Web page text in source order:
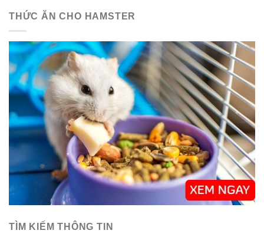
THỨC ĂN CHO HAMSTER
TÌM KIẾM THÔNG TIN